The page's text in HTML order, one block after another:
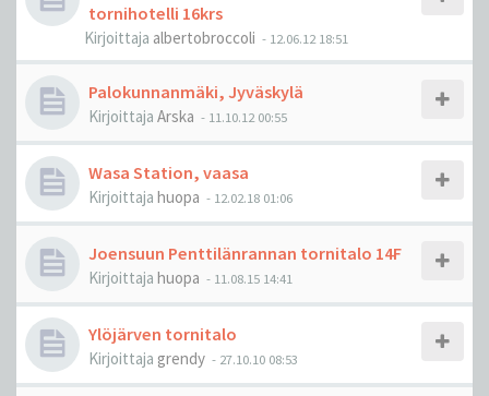
tornihotelli 16krs
Kirjoittaja albertobroccoli - 12.06.12 18:51
Palokunnanmäki, Jyväskylä
Kirjoittaja Arska - 11.10.12 00:55
Wasa Station, vaasa
Kirjoittaja huopa - 12.02.18 01:06
Joensuun Penttilänrannan tornitalo 14F
Kirjoittaja huopa - 11.08.15 14:41
Ylöjärven tornitalo
Kirjoittaja grendy - 27.10.10 08:53